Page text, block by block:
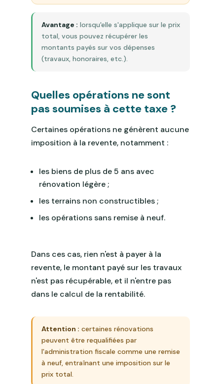
Avantage : lorsqu'elle s'applique sur le prix
total, vous pouvez récupérer les
montants payés sur vos dépenses
(travaux, honoraires, etc.).
Quelles opérations ne sont
pas soumises à cette taxe ?
Certaines opérations ne génèrent aucune
imposition à la revente, notamment :
les biens de plus de 5 ans avec
rénovation légère ;
les terrains non constructibles ;
les opérations sans remise à neuf.
Dans ces cas, rien n'est à payer à la
revente, le montant payé sur les travaux
n'est pas récupérable, et il n'entre pas
dans le calcul de la rentabilité.
Attention : certaines rénovations
peuvent être requalifiées par
l'administration fiscale comme une remise
à neuf, entraînant une imposition sur le
prix total.